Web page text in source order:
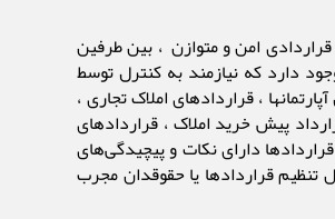
امن و متوازن ، بین طرفین
دارد که نیازمند به کنترل توسط
، قراردادهای املاک تجاری ،
پیش خرید املاک ، قراردادهای
دارای نکات و پیچیدگی‌های
قراردادها یا حقوقدان مجرب